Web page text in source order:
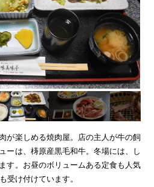
アクセス
繁体字
検索
が楽しめる焼肉屋。店の主人が牛の飼
ーは、梼原産黒毛和牛。冬場には、し
す。お昼のボリュームある定食も人気
受け付けています。